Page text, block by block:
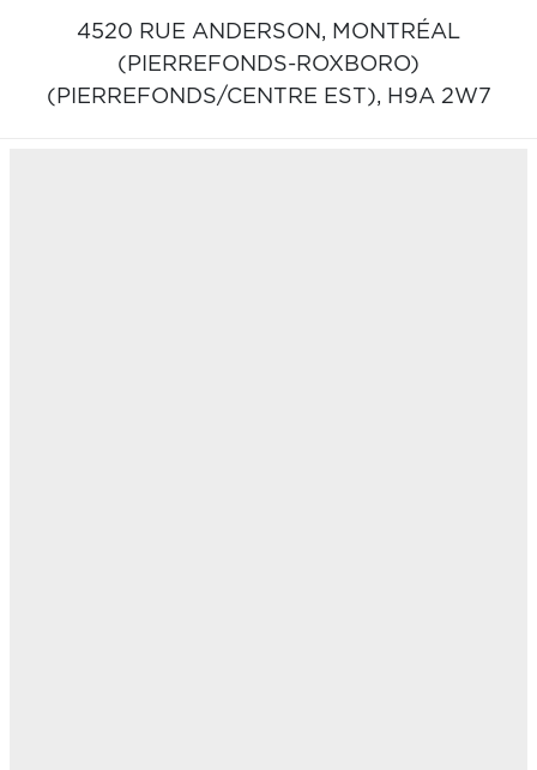
4520 RUE ANDERSON, MONTRÉAL
(PIERREFONDS-ROXBORO)
(PIERREFONDS/CENTRE EST), H9A 2W7